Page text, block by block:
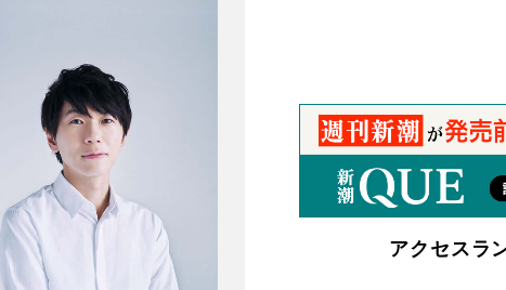
アクセスラ